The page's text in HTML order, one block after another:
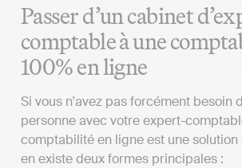
Passer d’un cabinet
comptable à une
100% en ligne
Si vous n'avez pas forcément besoin
personne avec votre expert-
comptabilité en ligne est une solution
en existe deux formes principales :